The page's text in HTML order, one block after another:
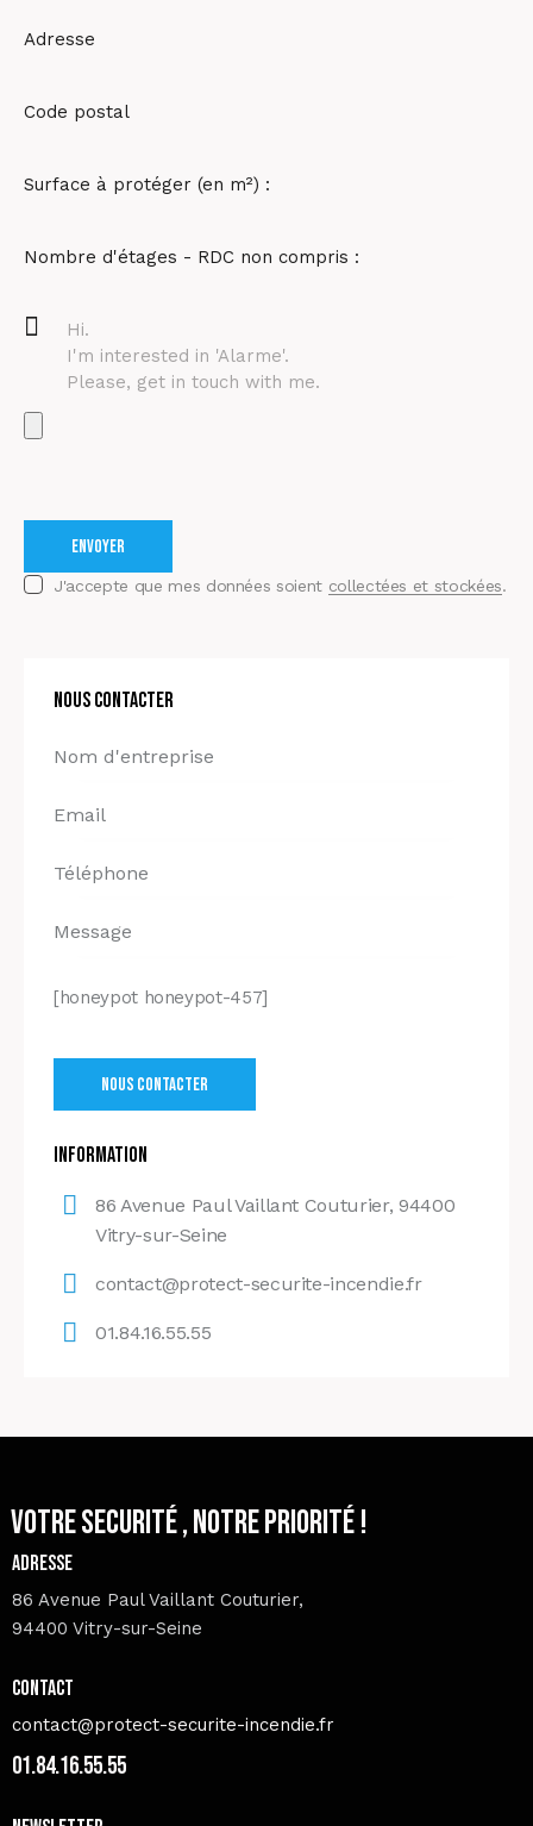
J'accepte que mes données soient collectées et stockées.
Nous contacter
[honeypot honeypot-457]
Information
86 Avenue Paul Vaillant Couturier, 94400
Vitry-sur-Seine
contact@protect-securite-incendie.fr
01.84.16.55.55
Votre securité , Notre priorité !
Adresse
86 Avenue Paul Vaillant Couturier,
94400 Vitry-sur-Seine
Contact
contact@protect-securite-incendie.fr
01.84.16.55.55